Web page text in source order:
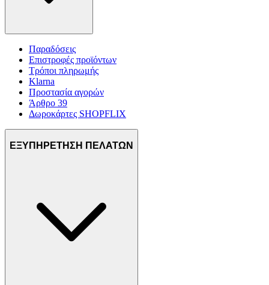
Παραδόσεις
Επιστροφές προϊόντων
Τρόποι πληρωμής
Klarna
Προστασία αγορών
Άρθρο 39
Δωροκάρτες SHOPFLIX
ΕΞΥΠΗΡΕΤΗΣΗ ΠΕΛΑΤΩΝ